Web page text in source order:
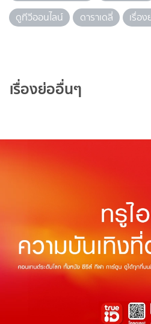
ดูทีวีออนไลน์
ดาราเดลี่ เรื่อ
เรื่องย่ออื่นๆ